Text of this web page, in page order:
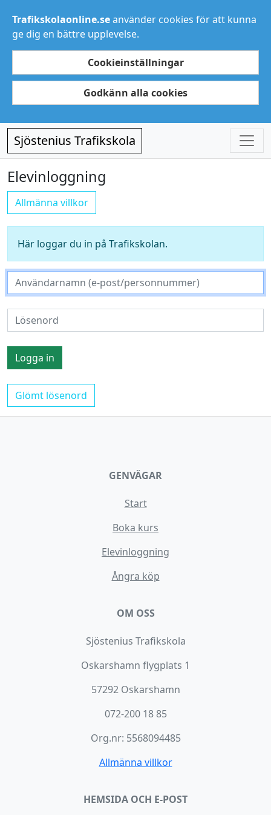
Trafikskolaonline.seanvänder cookies för att kunna
ge dig en bättre upplevelse.
Cookieinställningar
Godkänn alla cookies
Sjöstenius Trafikskola
Elevinloggning
Allmänna villkor
Här loggar du in på Trafikskolan.
Glömt lösenord
GENVÄGAR
Start
Boka kurs
Elevinloggning
Ångra köp
OM OSS
Sjöstenius Trafikskola
Oskarshamn flygplats 1
57292 Oskarshamn
072-200 18 85
Org.nr: 5568094485
Allmänna villkor
HEMSIDA OCH E-POST